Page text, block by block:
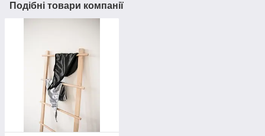
Подібні товари компанії